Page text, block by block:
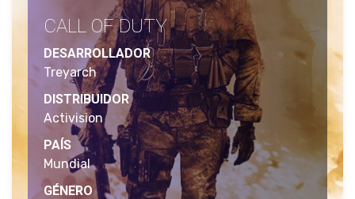
CALL OF DUTY
DESARROLLADOR
Treyarch
DISTRIBUIDOR
Activision
PAÍS
Mundial
GÉNERO